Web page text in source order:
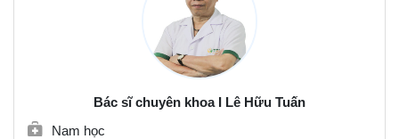
Bác sĩ chuyên khoa I Lê Hữu Tuấn
Nam học